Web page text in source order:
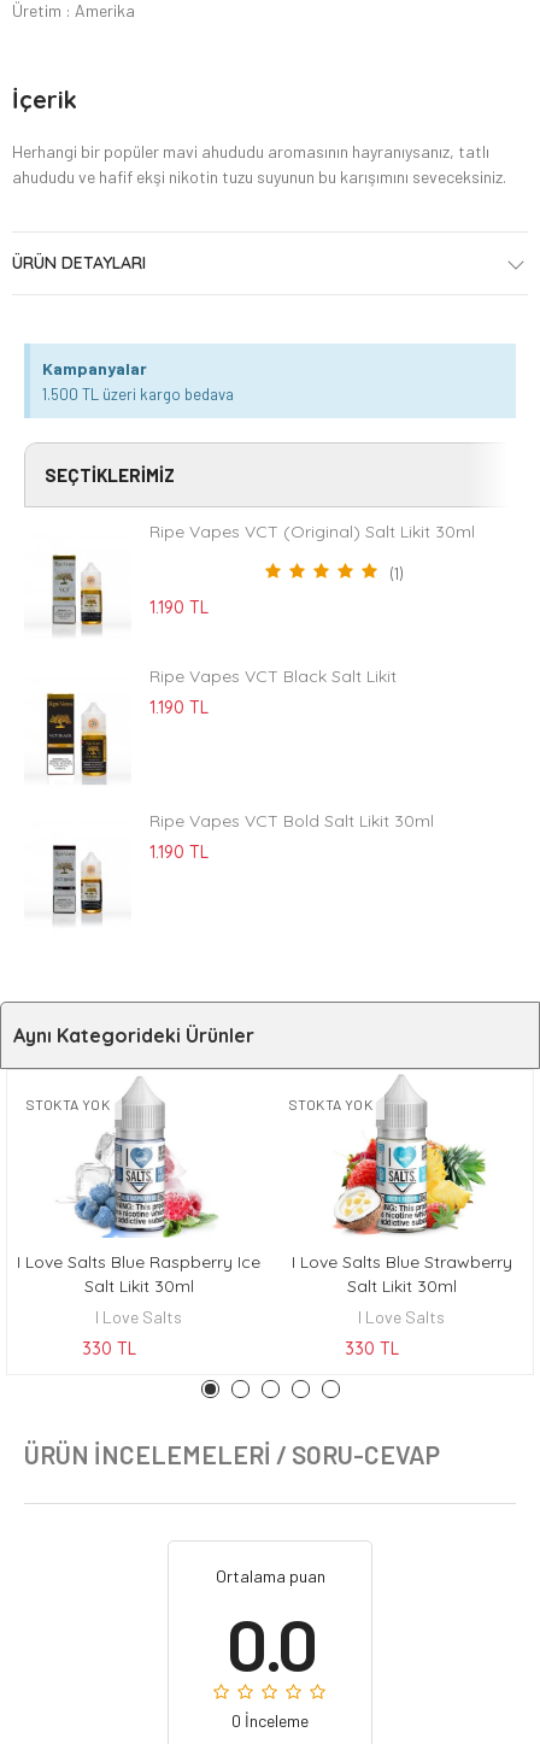
Üretim : Amerika
İçerik
Herhangi bir popüler mavi ahududu aromasının hayranıysanız, tatlı
ahududu ve hafif ekşi nikotin tuzu suyunun bu karışımını seveceksiniz.
ÜRÜN DETAYLARI
Kampanyalar
1.500 TL üzeri kargo bedava
SEÇTIKLERIMIZ
Ripe Vapes VCT (Original) Salt Likit 30ml
(1)
1.190 TL
Ripe Vapes VCT Black Salt Likit
1.190 TL
Ripe Vapes VCT Bold Salt Likit 30ml
1.190 TL
Aynı Kategorideki Ürünler
STOKTA YOK
KEŞFET
I Love Salts Blue Raspberry Ice
Salt Likit 30ml
I Love Salts
330 TL
STOKTA YOK
KEŞFET
I Love Salts Blue Strawberry
Salt Likit 30ml
I Love Salts
330 TL
ÜRÜN İNCELEMELERI / SORU-CEVAP
Ortalama puan
0.0
0 İnceleme